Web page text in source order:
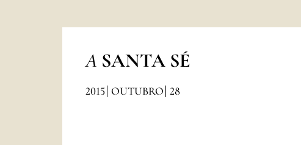
A SANTA SÉ
2015 OUTUBRO 28